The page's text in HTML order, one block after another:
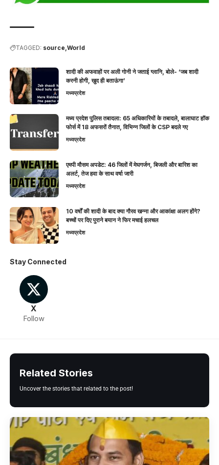
TAGGED: source World
शादी की अफवाहों पर अली गोनी ने जताई ग्लानि, बोले- ‘जब शादी
करनी होगी, खुद ही बताऊंगा’
मध्यप्रदेश
मध्य प्रदेश पुलिस तबादला: 65 अधिकारियों के तबादले, बालाघाट हॉक
फोर्स में 18 अफसरों तैनात, विभिन्न जिलों के CSP बदले गए
मध्यप्रदेश
एमपी मौसम अपडेट: 46 जिलों में मेघगर्जन, बिजली और बारिश का
अलर्ट, तेज हवा के साथ वर्षा जारी
मध्यप्रदेश
10 वर्षों की शादी के बाद क्या गौरव खन्ना और आकांक्षा अलग होंगे?
बच्चों पर दिए पुराने बयान ने फिर मचाई हलचल
मध्यप्रदेश
Stay Connected
X
Follow
Related Stories
Uncover the stories that related to the post!